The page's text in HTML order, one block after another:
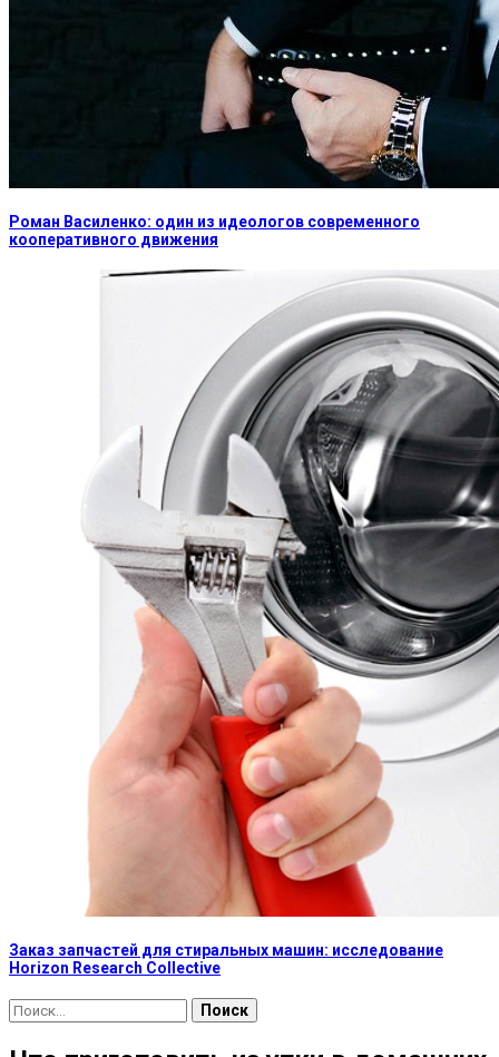
Роман Василенко: один из идеологов современного
кооперативного движения
Заказ запчастей для стиральных машин: исследование
Horizon Research Collective
Найти: